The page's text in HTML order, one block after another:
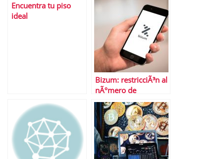
Encuentra tu piso
ideal
Bizum: restricciÃ³n al
nÃºmero de
operaciones